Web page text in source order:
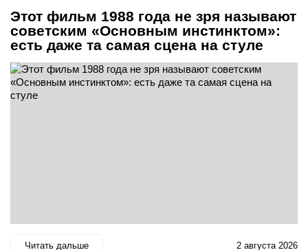
Этот фильм 1988 года не зря называют
советским «Основным инстинктом»:
есть даже та самая сцена на стуле
Читать дальше 2 августа 2026